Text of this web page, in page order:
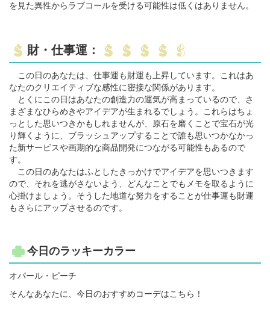
を見た異性からラブコールを受ける可能性は低くはありません。
財・仕事運：
この日のあなたは、仕事運も財運も上昇しています。これはあ
なたのクリエイティブな感性に密接な関係があります。
とくにこの日はあなたの創造力の運気が高まっているので、さ
まざまなひらめきやアイデアが生まれるでしょう。これらはちょ
っとした思いつきかもしれませんが、原石を磨くことで宝石が光
り輝くように、ブラッシュアップすることで誰も思いつかなかっ
た新サービスや画期的な商品開発につながる可能性もあるので
す。
この日のあなたはふとしたきっかけでアイデアを思いつきます
ので、それを逃がさないよう、どんなことでもメモを取るように
心掛けましょう。そうした地道な努力をすることが仕事運も財運
もさらにアップさせるのです。
今日のラッキーカラー
オパール・ピーチ
そんなあなたに、今日のおすすめコーデはこちら！